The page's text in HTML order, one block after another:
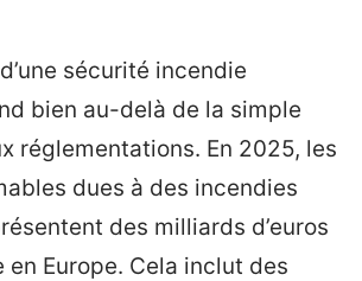
sécurité incendie
bien au-delà de la simple
réglementations. En 2025, les
dues à des incendies
des milliards d’euros
en Europe. Cela inclut des